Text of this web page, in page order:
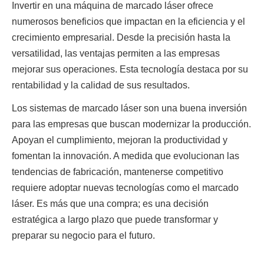
Invertir en una máquina de marcado láser ofrece
numerosos beneficios que impactan en la eficiencia y el
crecimiento empresarial. Desde la precisión hasta la
versatilidad, las ventajas permiten a las empresas
mejorar sus operaciones. Esta tecnología destaca por su
rentabilidad y la calidad de sus resultados.
Los sistemas de marcado láser son una buena inversión
para las empresas que buscan modernizar la producción.
Apoyan el cumplimiento, mejoran la productividad y
fomentan la innovación. A medida que evolucionan las
tendencias de fabricación, mantenerse competitivo
requiere adoptar nuevas tecnologías como el marcado
láser. Es más que una compra; es una decisión
estratégica a largo plazo que puede transformar y
preparar su negocio para el futuro.